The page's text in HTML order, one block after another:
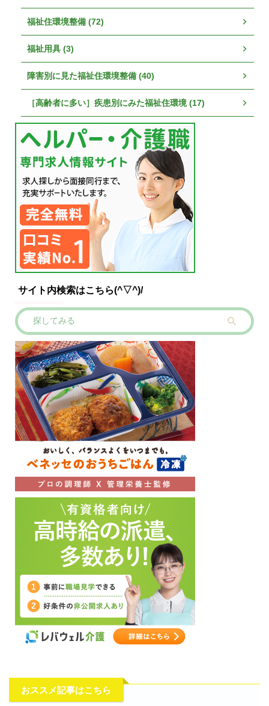
福祉住環境整備 (72)
福祉用具 (3)
障害別に見た福祉住環境整備 (40)
［高齢者に多い］疾患別にみた福祉住環境 (17)
サイト内検索はこちら(^▽^)/
おススメ記事はこちら